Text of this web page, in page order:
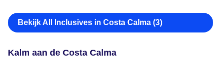
Bekijk All Inclusives in Costa Calma (3)
Kalm aan de Costa Calma